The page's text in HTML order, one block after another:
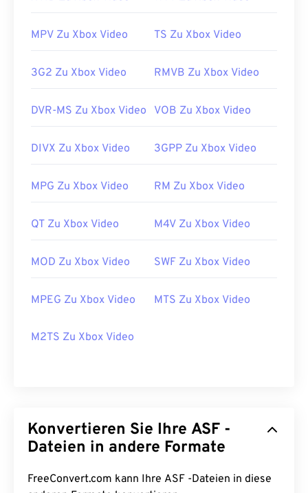
MPV Zu Xbox Video TS Zu Xbox Video
3G2 Zu Xbox Video RMVB Zu Xbox Video
DVR-MS Zu Xbox Video VOB Zu Xbox Video
DIVX Zu Xbox Video 3GPP Zu Xbox Video
MPG Zu Xbox Video RM Zu Xbox Video
QT Zu Xbox Video M4V Zu Xbox Video
MOD Zu Xbox Video SWF Zu Xbox Video
MPEG Zu Xbox Video MTS Zu Xbox Video
M2TS Zu Xbox Video
Konvertieren Sie Ihre ASF -
Dateien in andere Formate
FreeConvert.com kann Ihre ASF -Dateien in diese